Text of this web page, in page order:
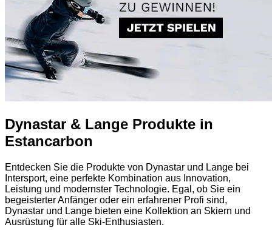
Dynastar & Lange Produkte in
Estancarbon
Entdecken Sie die Produkte von Dynastar und Lange bei
Intersport, eine perfekte Kombination aus Innovation,
Leistung und modernster Technologie. Egal, ob Sie ein
begeisterter Anfänger oder ein erfahrener Profi sind,
Dynastar und Lange bieten eine Kollektion an Skiern und
Ausrüstung für alle Ski-Enthusiasten.